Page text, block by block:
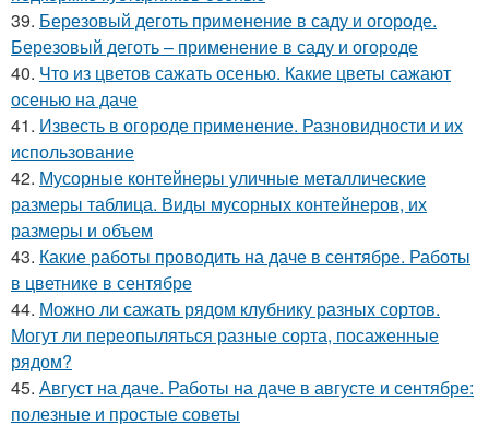
39. Березовый деготь применение в саду и огороде.
Березовый деготь – применение в саду и огороде
40. Что из цветов сажать осенью. Какие цветы сажают
осенью на даче
41. Известь в огороде применение. Разновидности и их
использование
42. Мусорные контейнеры уличные металлические
размеры таблица. Виды мусорных контейнеров, их
размеры и объем
43. Какие работы проводить на даче в сентябре. Работы
в цветнике в сентябре
44. Можно ли сажать рядом клубнику разных сортов.
Могут ли переопыляться разные сорта, посаженные
рядом?
45. Август на даче. Работы на даче в августе и сентябре:
полезные и простые советы